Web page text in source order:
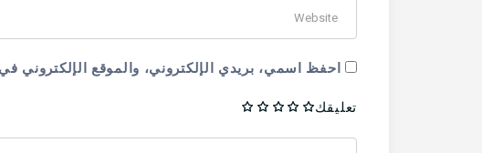
احفظ اسمي، بريدي الإلكتروني، والموقع الإلكتروني
تعليقك